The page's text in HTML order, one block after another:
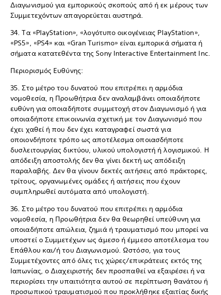
Διαγωνισμού για εμπορικούς σκοπούς από ή εκ μέρους των
Συμμετεχόντων απαγορεύεται αυστηρά.
34. Τα «PlayStation», «λογότυπο οικογένειας PlayStation»,
«PS5», «PS4» και «Gran Turismo» είναι εμπορικά σήματα ή
σήματα κατατεθέντα της Sony Interactive Entertainment Inc.
Περιορισμός Ευθύνης:
35. Στο μέτρο του δυνατού που επιτρέπει η αρμόδια
νομοθεσία, η Προωθήτρια δεν αναλαμβάνει οποιαδήποτε
ευθύνη για οποιαδήποτε συμμετοχή στον Διαγωνισμό ή για
οποιαδήποτε επικοινωνία σχετική με τον Διαγωνισμό που
έχει χαθεί ή που δεν έχει καταγραφεί σωστά για
οποιονδήποτε τρόπο ως αποτέλεσμα οποιασδήποτε
δυσλειτουργίας δικτύου, υλικού υπολογιστή ή λογισμικού. Η
απόδειξη αποστολής δεν θα γίνει δεκτή ως απόδειξη
παραλαβής. Δεν θα γίνουν δεκτές αιτήσεις από πράκτορες,
τρίτους, οργανωμένες ομάδες ή αιτήσεις που έχουν
συμπληρωθεί αυτόματα από υπολογιστή.
36. Στο μέτρο του δυνατού που επιτρέπει η αρμόδια
νομοθεσία, η Προωθήτρια δεν θα θεωρηθεί υπεύθυνη για
οποιαδήποτε απώλεια, ζημιά ή τραυματισμό που μπορεί να
υποστεί ο Συμμετέχων ως άμεσο ή έμμεσο αποτέλεσμα του
Επάθλου και/ή του Διαγωνισμού. Ωστόσο, για τους
Συμμετέχοντες από όλες τις χώρες/επικράτειες εκτός της
Ιαπωνίας, ο Διαχειριστής δεν προσπαθεί να εξαιρέσει ή να
περιορίσει την υπαιτιότητα αυτού σε περίπτωση θανάτου ή
προσωπικού τραυματισμού που προκλήθηκε εξαιτίας δικής